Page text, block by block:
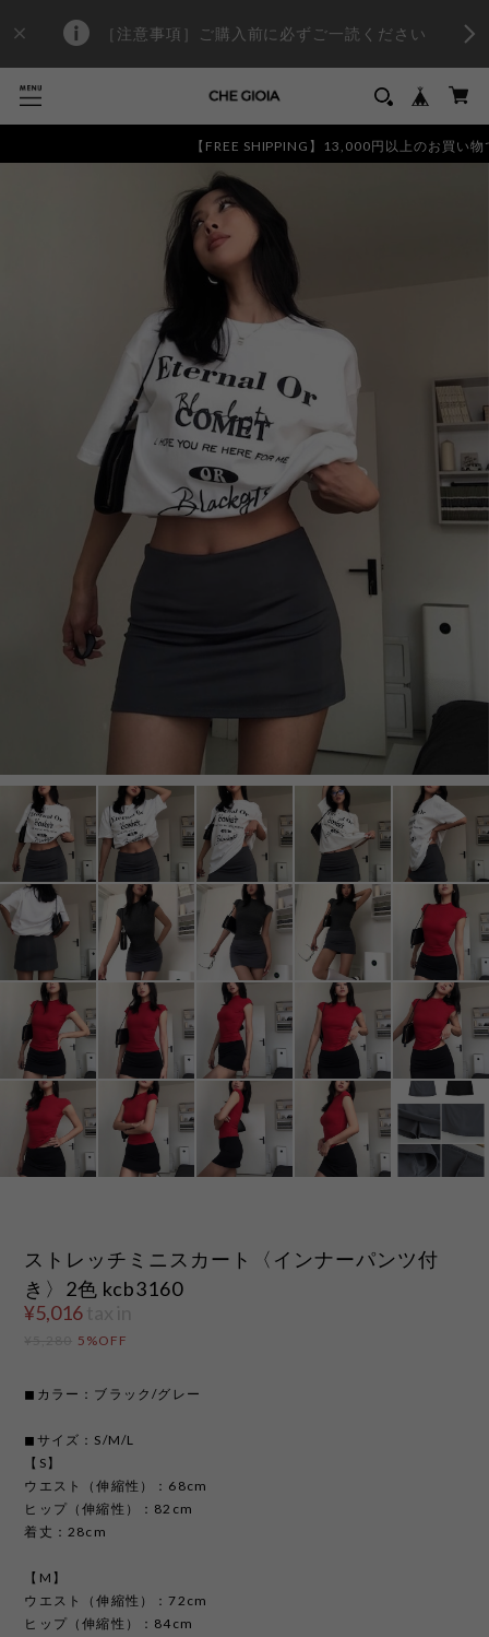
［注意事項］ご購入前に必ずご一読ください
【FREE SHIPPING】13,000円以上のお買い物で
ストレッチミニスカート〈インナーパンツ付
き〉2色 kcb3160
¥5,016
5%OFF
◼︎カラー：ブラック/グレー
◼︎サイズ：S/M/L
【S】
ウエスト（伸縮性）：68cm
ヒップ（伸縮性）：82cm
着丈：28cm
【M】
ウエスト（伸縮性）：72cm
ヒップ（伸縮性）：84cm